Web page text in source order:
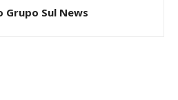
Grupo Sul News